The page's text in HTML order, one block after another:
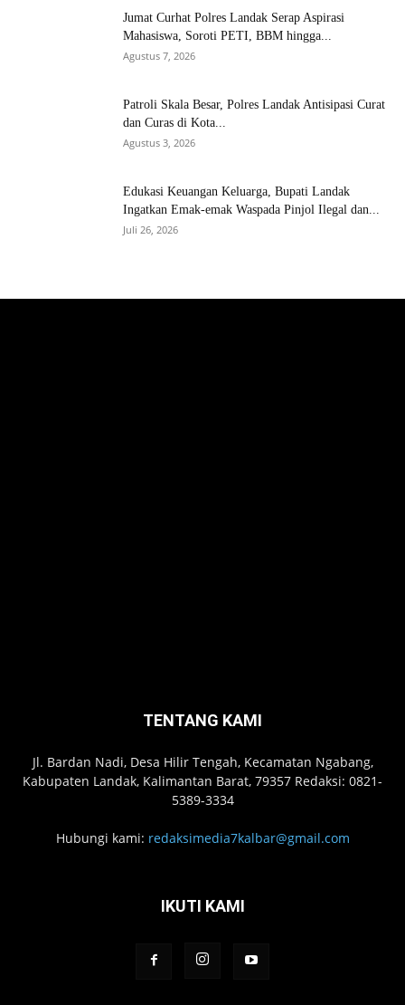
Jumat Curhat Polres Landak Serap Aspirasi
Mahasiswa, Soroti PETI, BBM hingga...
Agustus 7, 2026
Patroli Skala Besar, Polres Landak Antisipasi Curat
dan Curas di Kota...
Agustus 3, 2026
Edukasi Keuangan Keluarga, Bupati Landak
Ingatkan Emak-emak Waspada Pinjol Ilegal dan...
Juli 26, 2026
TENTANG KAMI
Jl. Bardan Nadi, Desa Hilir Tengah, Kecamatan Ngabang,
Kabupaten Landak, Kalimantan Barat, 79357 Redaksi: 0821-
5389-3334
Hubungi kami: redaksimedia7kalbar@gmail.com
IKUTI KAMI